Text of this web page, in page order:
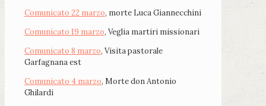
Comunicato 22 marzo, morte Luca Giannecchini
Comunicato 19 marzo, Veglia martiri missionari
Comunicato 8 marzo, Visita pastorale
Garfagnana est
Comunicato 4 marzo, Morte don Antonio
Ghilardi